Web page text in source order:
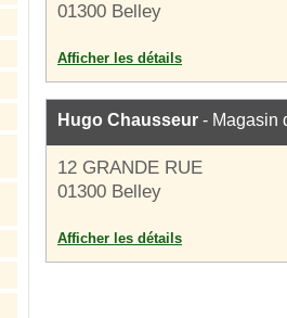
01300 Belley
Afficher les détails
Hugo Chausseur - Magasin
12 GRANDE RUE
01300 Belley
Afficher les détails